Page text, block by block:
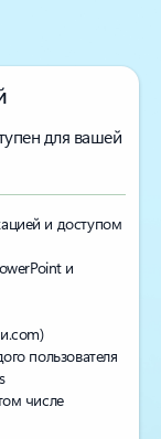
для вашей
и доступом
и
пользователя
числе